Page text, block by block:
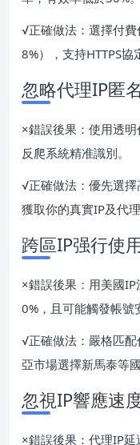
√正確做法：選擇付
8%），支持HTTPS協
忽略代理IP匿
×錯誤後果：使用透
反爬系統精准識別。
√正確做法：優先選
獲取你的真實IP及代理
跨區IP强行使
×錯誤後果：用美國
0%，且可能觸發帳號
√正確做法：嚴格匹
亞市場選擇新馬泰等國
忽視IP響應速
×錯誤後果：代理IP